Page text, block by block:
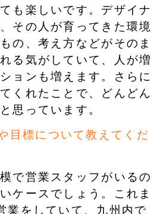
も楽しいです。デザイナ
その人が育ってきた環境
の、考え方などがそのま
る気がしていて、人が増
ョンも増えます。さらに
くれたことで、どんどん
思っています。
目標について教えてくだ
で営業スタッフがいるの
ケースでしょう。これま
業をしていて、九州内で